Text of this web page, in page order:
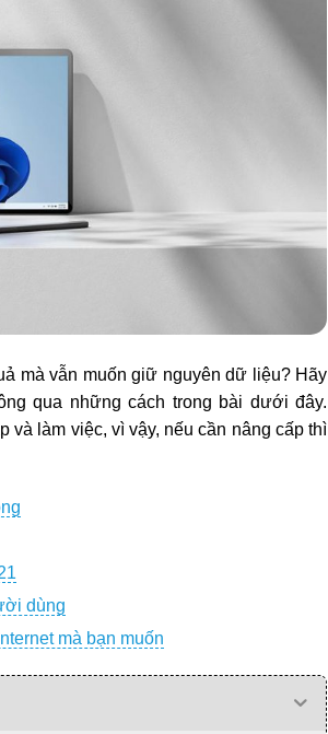
mà vẫn muốn giữ nguyên dữ liệu? Hãy
qua những cách trong bài dưới đây.
và làm việc, vì vậy, nếu cần nâng cấp thì
dùng
mà bạn muốn